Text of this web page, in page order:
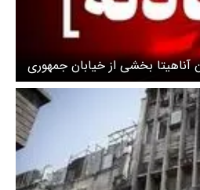
بخشی از خیابان جمهوری